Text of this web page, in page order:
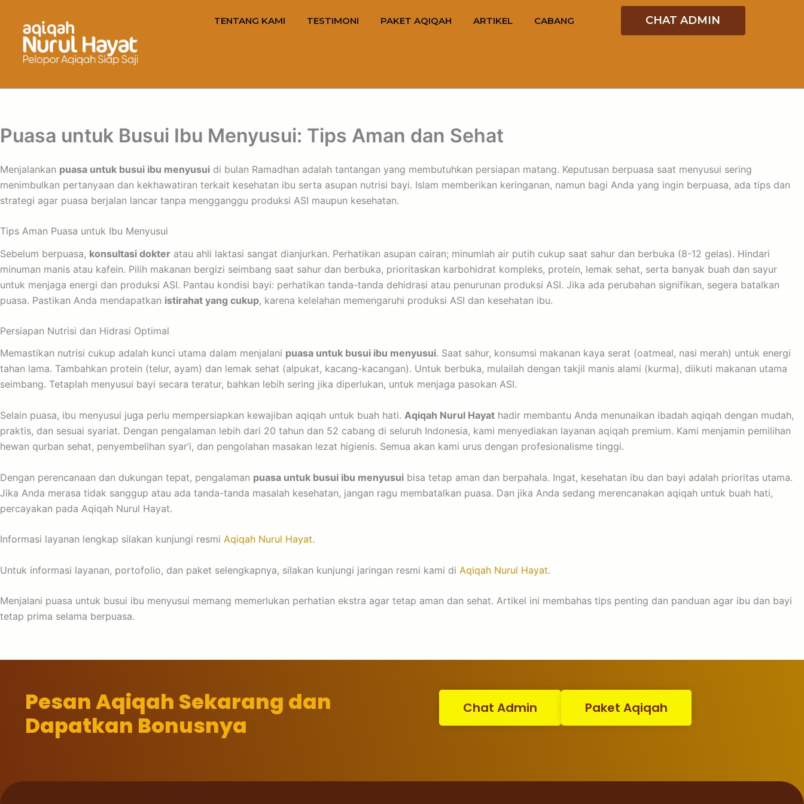
TENTANG KAMI TESTIMONI PAKET AQIQAH ARTIKEL CABANG CHAT ADMIN
Puasa untuk Busui Ibu Menyusui: Tips Aman dan Sehat
Menjalankan puasa untuk busui ibu menyusui di bulan Ramadhan adalah tantangan yang membutuhkan persiapan matang. Keputusan berpuasa saat menyusui sering
menimbulkan pertanyaan dan kekhawatiran terkait kesehatan ibu serta asupan nutrisi bayi. Islam memberikan keringanan, namun bagi Anda yang ingin berpuasa, ada tips dan
strategi agar puasa berjalan lancar tanpa mengganggu produksi ASI maupun kesehatan.
Tips Aman Puasa untuk Ibu Menyusui
Sebelum berpuasa, konsultasi dokter atau ahli laktasi sangat dianjurkan. Perhatikan asupan cairan; minumlah air putih cukup saat sahur dan berbuka (8-12 gelas). Hindari
minuman manis atau kafein. Pilih makanan bergizi seimbang saat sahur dan berbuka, prioritaskan karbohidrat kompleks, protein, lemak sehat, serta banyak buah dan sayur
untuk menjaga energi dan produksi ASI. Pantau kondisi bayi: perhatikan tanda-tanda dehidrasi atau penurunan produksi ASI. Jika ada perubahan signifikan, segera batalkan
puasa. Pastikan Anda mendapatkan istirahat yang cukup, karena kelelahan memengaruhi produksi ASI dan kesehatan ibu.
Persiapan Nutrisi dan Hidrasi Optimal
Memastikan nutrisi cukup adalah kunci utama dalam menjalani puasa untuk busui ibu menyusui. Saat sahur, konsumsi makanan kaya serat (oatmeal, nasi merah) untuk energi
tahan lama. Tambahkan protein (telur, ayam) dan lemak sehat (alpukat, kacang-kacangan). Untuk berbuka, mulailah dengan takjil manis alami (kurma), diikuti makanan utama
seimbang. Tetaplah menyusui bayi secara teratur, bahkan lebih sering jika diperlukan, untuk menjaga pasokan ASI.
Selain puasa, ibu menyusui juga perlu mempersiapkan kewajiban aqiqah untuk buah hati. Aqiqah Nurul Hayat hadir membantu Anda menunaikan ibadah aqiqah dengan mudah,
praktis, dan sesuai syariat. Dengan pengalaman lebih dari 20 tahun dan 52 cabang di seluruh Indonesia, kami menyediakan layanan aqiqah premium. Kami menjamin pemilihan
hewan qurban sehat, penyembelihan syar’i, dan pengolahan masakan lezat higienis. Semua akan kami urus dengan profesionalisme tinggi.
Dengan perencanaan dan dukungan tepat, pengalaman puasa untuk busui ibu menyusui bisa tetap aman dan berpahala. Ingat, kesehatan ibu dan bayi adalah prioritas utama.
Jika Anda merasa tidak sanggup atau ada tanda-tanda masalah kesehatan, jangan ragu membatalkan puasa. Dan jika Anda sedang merencanakan aqiqah untuk buah hati,
percayakan pada Aqiqah Nurul Hayat.
Informasi layanan lengkap silakan kunjungi resmi Aqiqah Nurul Hayat.
Untuk informasi layanan, portofolio, dan paket selengkapnya, silakan kunjungi jaringan resmi kami di Aqiqah Nurul Hayat.
Menjalani puasa untuk busui ibu menyusui memang memerlukan perhatian ekstra agar tetap aman dan sehat. Artikel ini membahas tips penting dan panduan agar ibu dan bayi
tetap prima selama berpuasa.
Pesan Aqiqah Sekarang dan
Dapatkan Bonusnya
Chat Admin Paket Aqiqah